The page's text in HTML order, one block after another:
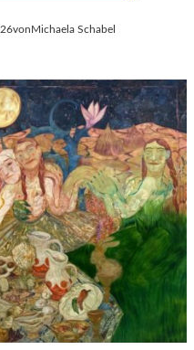
von Michaela Schabel